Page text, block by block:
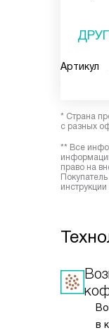
Артикул
* Страна
с разных
** Все
право на
в